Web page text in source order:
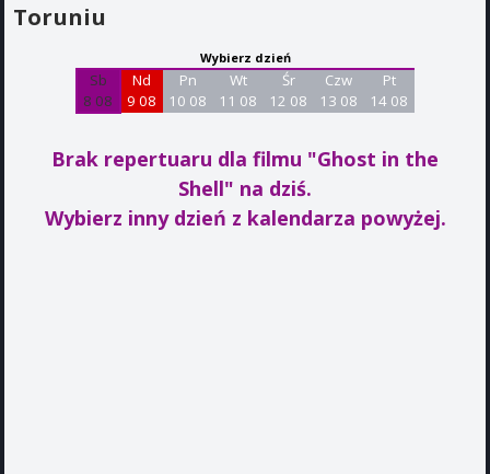
Toruniu
Wybierz dzień
Sb
8 08
Nd
9 08
Pn
10 08
Wt
11 08
Śr
12 08
Czw
13 08
Pt
14 08
Brak repertuaru dla filmu "Ghost in the
Shell" na dziś.
Wybierz inny dzień z kalendarza powyżej.